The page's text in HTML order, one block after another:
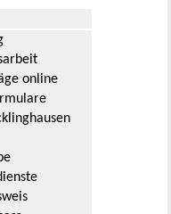
online